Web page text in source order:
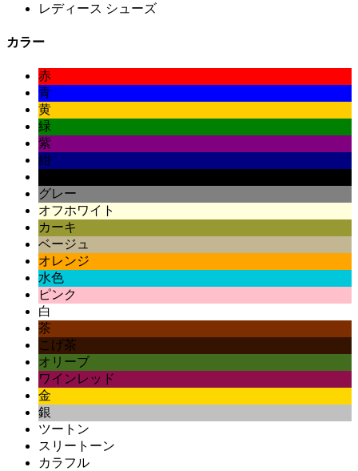
レディース シューズ
カラー
赤
青
黄
緑
紫
紺
グレー
オフホワイト
カーキ
ベージュ
オレンジ
水色
ピンク
白
茶
こげ茶
オリーブ
ワインレッド
金
銀
ツートン
スリートーン
カラフル